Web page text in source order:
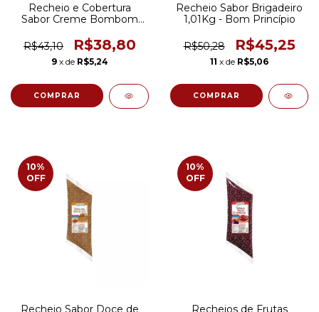
Recheio e Cobertura
Sabor Creme Bombom
R$43,10
R$38,80
9 x de R$5,24
Recheio Sabor Brigadeiro
1,01Kg - Bom Princípio
R$50,28 R$45,25
11 x de R$5,06
10%
OFF
Recheio Sabor Doce de
10%
OFF
Recheios de Frutas